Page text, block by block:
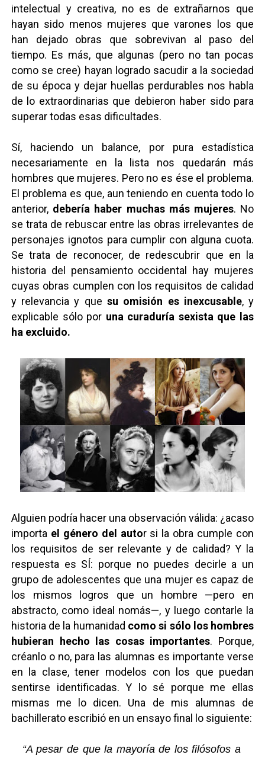
intelectual y creativa, no es de extrañarnos que
hayan sido menos mujeres que varones los que
han dejado obras que sobrevivan al paso del
tiempo. Es más, que algunas (pero no tan pocas
como se cree) hayan logrado sacudir a la sociedad
de su época y dejar huellas perdurables nos habla
de lo extraordinarias que debieron haber sido para
superar todas esas dificultades.
Sí, haciendo un balance, por pura estadística
necesariamente en la lista nos quedarán más
hombres que mujeres. Pero no es ése el problema.
El problema es que, aun teniendo en cuenta todo lo
anterior, debería haber muchas más mujeres. No
se trata de rebuscar entre las obras irrelevantes de
personajes ignotos para cumplir con alguna cuota.
Se trata de reconocer, de redescubrir que en la
historia del pensamiento occidental hay mujeres
cuyas obras cumplen con los requisitos de calidad
y relevancia y que su omisión es inexcusable, y
explicable sólo por una curaduría sexista que las
ha excluido.
Alguien podría hacer una observación válida: ¿acaso
importa el género del autor si la obra cumple con
los requisitos de ser relevante y de calidad? Y la
respuesta es SÍ: porque no puedes decirle a un
grupo de adolescentes que una mujer es capaz de
los mismos logros que un hombre —pero en
abstracto, como ideal nomás—, y luego contarle la
historia de la humanidad como si sólo los hombres
hubieran hecho las cosas importantes. Porque,
créanlo o no, para las alumnas es importante verse
en la clase, tener modelos con los que puedan
sentirse identificadas. Y lo sé porque me ellas
mismas me lo dicen. Una de mis alumnas de
bachillerato escribió en un ensayo final lo siguiente:
“A pesar de que la mayoría de los filósofos a